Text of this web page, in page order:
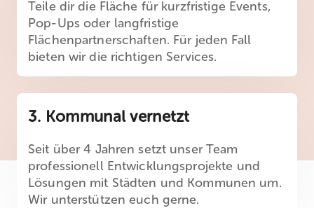
Teile dir die Fläche für kurzfristige Events,
Pop-Ups oder langfristige
Flächenpartnerschaften. Für jeden Fall
bieten wir die richtigen Services.
3. Kommunal vernetzt
Seit über 4 Jahren setzt unser Team
professionell Entwicklungsprojekte und
Lösungen mit Städten und Kommunen um.
Wir unterstützen euch gerne.